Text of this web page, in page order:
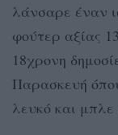
λάνσαρε έναν
φούτερ αξίας
18χρονη
Παρασκευή
λευκό και